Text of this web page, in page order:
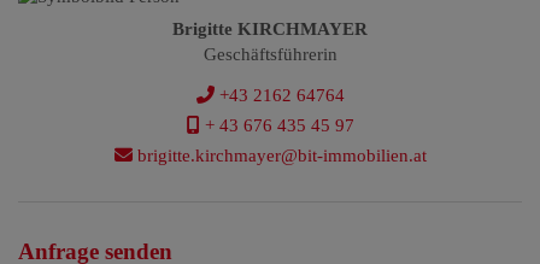
Brigitte KIRCHMAYER
Geschäftsführerin
+43 2162 64764
+ 43 676 435 45 97
brigitte.kirchmayer@bit-immobilien.at
Anfrage senden